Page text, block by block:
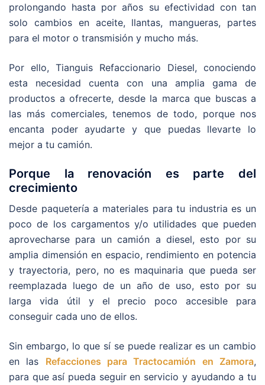
prolongando hasta por años su efectividad con tan
solo cambios en aceite, llantas, mangueras, partes
para el motor o transmisión y mucho más.
Por ello, Tianguis Refaccionario Diesel, conociendo
esta necesidad cuenta con una amplia gama de
productos a ofrecerte, desde la marca que buscas a
las más comerciales, tenemos de todo, porque nos
encanta poder ayudarte y que puedas llevarte lo
mejor a tu camión.
Porque la renovación es parte del
crecimiento
Desde paquetería a materiales para tu industria es un
poco de los cargamentos y/o utilidades que pueden
aprovecharse para un camión a diesel, esto por su
amplia dimensión en espacio, rendimiento en potencia
y trayectoria, pero, no es maquinaria que pueda ser
reemplazada luego de un año de uso, esto por su
larga vida útil y el precio poco accesible para
conseguir cada uno de ellos.
Sin embargo, lo que sí se puede realizar es un cambio
en las Refacciones para Tractocamión en Zamora,
para que así pueda seguir en servicio y ayudando a tu